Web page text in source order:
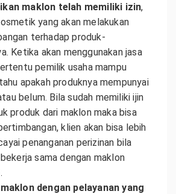
maklon telah memiliki izin,
yang akan melakukan
terhadap produk-
Ketika akan menggunakan jasa
pemilik usaha mampu
apakah produknya mempunyai
belum. Bila sudah memiliki ijin
produk dari maklon maka bisa
klien akan bisa lebih
penanganan perizinan bila
sama dengan maklon
dengan pelayanan yang